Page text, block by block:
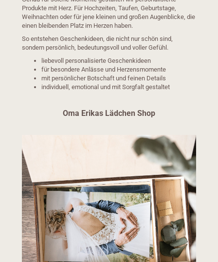
Produkte mit Herz. Für Hochzeiten, Taufen, Geburtstage,
Weihnachten oder für jene kleinen und großen Augenblicke, die
einen bleibenden Platz im Herzen haben.
So entstehen Geschenkideen, die nicht nur schön sind,
sondern persönlich, bedeutungsvoll und voller Gefühl.
liebevoll personalisierte Geschenkideen
für besondere Anlässe und Herzensmomente
mit persönlicher Botschaft und feinen Details
individuell, emotional und mit Sorgfalt gestaltet
Oma Erikas Lädchen Shop